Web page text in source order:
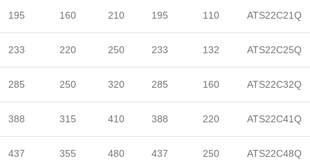
ATS22C21Q
110
195
210
160
195
ATS22C25Q
132
233
250
220
233
ATS22C32Q
160
285
320
250
285
ATS22C41Q
220
388
410
315
388
ATS22C48Q
250
437
480
355
437